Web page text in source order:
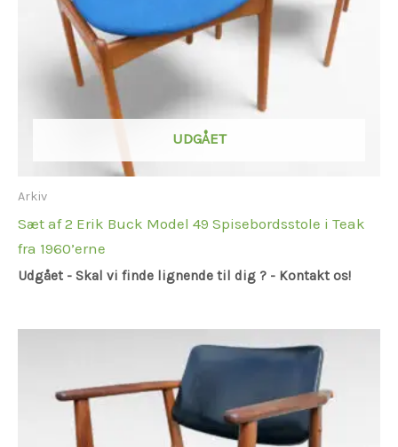
UDGÅET
Arkiv
Sæt af 2 Erik Buck Model 49 Spisebordsstole i Teak
fra 1960’erne
Udgået - Skal vi finde lignende til dig ? - Kontakt os!